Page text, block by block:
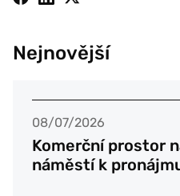
Nejnovější
08/07/2026
Komerční prostor
náměstí k